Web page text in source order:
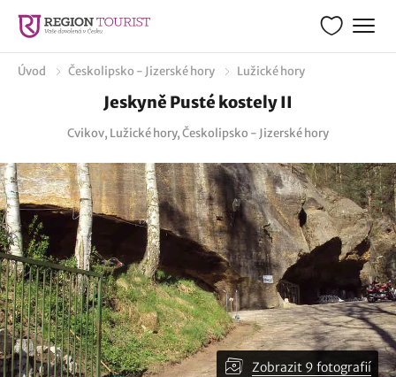
Úvod Českolipsko - Jizerské hory Lužické hory
Jeskyně Pusté kostely II
Cvikov, Lužické hory, Českolipsko - Jizerské hory
Zobrazit 9 fotografií